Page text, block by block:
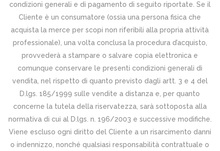
condizioni generali e di pagamento di seguito riportate. Se il
Cliente è un consumatore (ossia una persona fisica che
acquista la merce per scopi non riferibili alla propria attività
professionale), una volta conclusa la procedura d’acquisto,
provvederà a stampare o salvare copia elettronica e
comunque conservare le presenti condizioni generali di
vendita, nel rispetto di quanto previsto dagli artt. 3 e 4 del
D.lgs. 185/1999 sulle vendite a distanza e, per quanto
concerne la tutela della riservatezza, sarà sottoposta alla
normativa di cui al D.lgs. n. 196/2003 e successive modifiche.
Viene escluso ogni diritto del Cliente a un risarcimento danni
o indennizzo, nonché qualsiasi responsabilità contrattuale o